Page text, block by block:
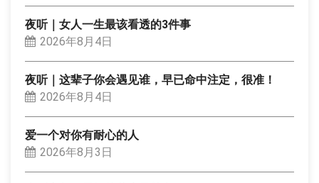
夜听｜女人一生最该看透的3件事
2026年8月4日
夜听｜这辈子你会遇见谁，早已命中注定，很准！
2026年8月4日
爱一个对你有耐心的人
2026年8月3日